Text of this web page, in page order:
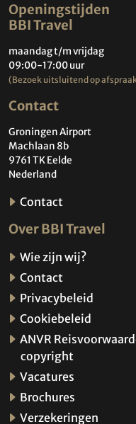
Openingstijden
BBI Travel
maandag t/m vrijdag
09:00-17:00 uur
(Bezoek uitsluitend op
Contact
Groningen Airport
Machlaan 8b
9761 TK Eelde
Nederland
Contact
Over BBI Travel
Wie zijn wij?
Contact
Privacybeleid
Cookiebeleid
ANVR
copyright
Vacatures
Brochures
Verzekeringen